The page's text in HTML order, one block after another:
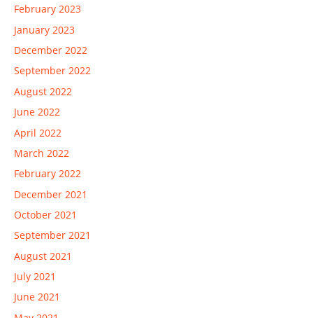
February 2023
January 2023
December 2022
September 2022
August 2022
June 2022
April 2022
March 2022
February 2022
December 2021
October 2021
September 2021
August 2021
July 2021
June 2021